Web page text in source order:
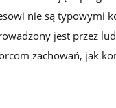
nie są typowymi
jest przez
zachowań, jak